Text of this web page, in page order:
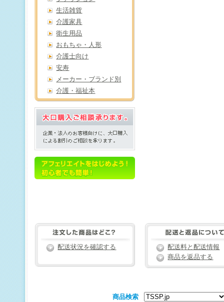
生活雑貨
介護家具
衛生用品
おもちゃ・人形
介護士向け
安寿
メーカー・ブランド別
介護・福祉本
配送状況を確認する
配送料と配送情報
商品を返品する
商品検索